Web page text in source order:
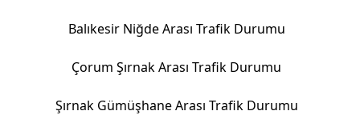
Balıkesir Niğde Arası Trafik Durumu
Çorum Şırnak Arası Trafik Durumu
Şırnak Gümüşhane Arası Trafik Durumu